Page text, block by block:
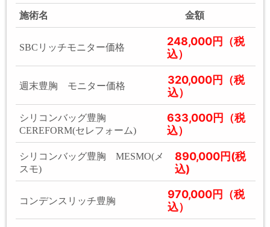
施術名 金額
SBCリッチモニター価格
248,000円（税
込）
週末豊胸 モニター価格
320,000円（税
込）
シリコンバッグ豊胸
CEREFORM(セレフォーム)
633,000円（税
込）
シリコンバッグ豊胸 MESMO(メ
スモ)
890,000円(税
込)
コンデンスリッチ豊胸
970,000円（税
込）